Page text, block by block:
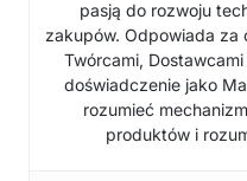
pasją do rozwoju
zakupów. Odpowiada za
Twórcami,
doświadczenie jako
rozumieć
produktów i